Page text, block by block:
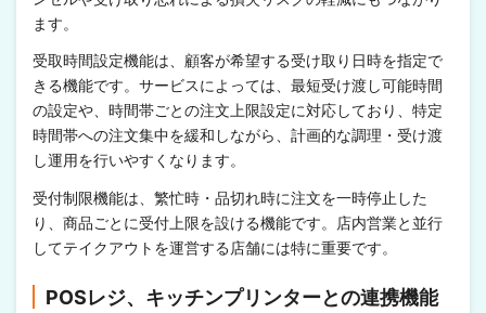
ます。
受取時間設定機能は、顧客が希望する受け取り日時を指定で
きる機能です。サービスによっては、最短受け渡し可能時間
の設定や、時間帯ごとの注文上限設定に対応しており、特定
時間帯への注文集中を緩和しながら、計画的な調理・受け渡
し運用を行いやすくなります。
受付制限機能は、繁忙時・品切れ時に注文を一時停止した
り、商品ごとに受付上限を設ける機能です。店内営業と並行
してテイクアウトを運営する店舗には特に重要です。
POSレジ、キッチンプリンターとの連携機能